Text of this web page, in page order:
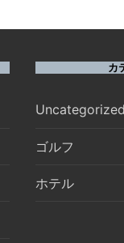
カ
Uncategorized
ゴルフ
ホテル